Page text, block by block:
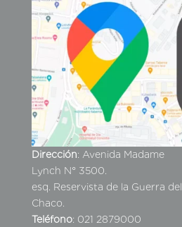
Dirección: Avenida Madame
Lynch N° 3500.
esq. Reservista de la Guerra del
Chaco.
Teléfono: 021 2879000